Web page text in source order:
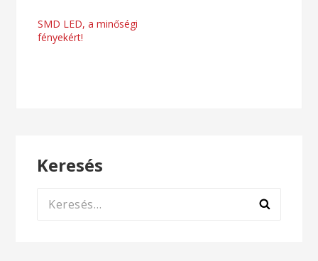
Bejegyzés
SMD LED, a minőségi
fényekért!
Keresés
Keresés: